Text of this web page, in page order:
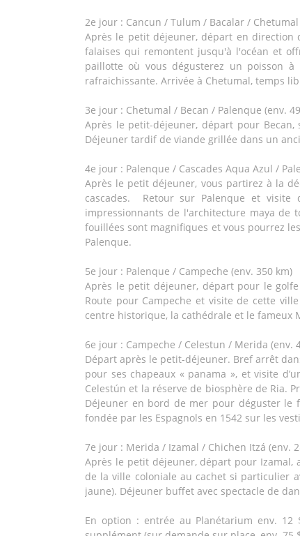
2e jour : Cancun / Tulum / Bacalar /
Après le petit déjeuner, départ en direction
falaises qui remontent jusqu'à l'océan et
paillotte où vous dégusterez un poisson
rafraichissante. Arrivée à Chetumal, temps
3e jour : Chetumal / Becan / Palenque (env.
Après le petit-déjeuner, départ pour
Déjeuner tardif de viande grillée dans un
4e jour : Palenque / Cascades Aqua Azul /
Après le petit déjeuner, vous partirez à la
cascades. Retour sur Palenque et visite
impressionnants de l'architecture maya de
fouillées sont magnifiques et vous pourrez
Palenque.
5e jour : Palenque / Campeche (env. 350 km)
Après le petit déjeuner, départ pour le
Route pour Campeche et visite de cette
centre historique, la cathédrale et le fameux
6e jour : Campeche / Celestun / Merida (env.
Départ après le petit-déjeuner. Bref arrêt
pour ses chapeaux « panama », et visite
Celestún et la réserve de biosphère de Ria.
Déjeuner en bord de mer pour déguster le
fondée par les Espagnols en 1542 sur les
7e jour : Merida / Izamal / Chichen Itzá (env.
Après le petit déjeuner, départ pour Izamal,
de la ville coloniale au cachet si particulier
jaune). Déjeuner buffet avec spectacle de
En option : entrée au Planétarium env. 12